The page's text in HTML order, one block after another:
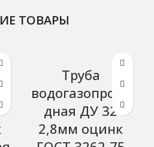
ТОВАРЫ
Труба
водогазопрово
дная ДУ 32
2,8мм оцинк